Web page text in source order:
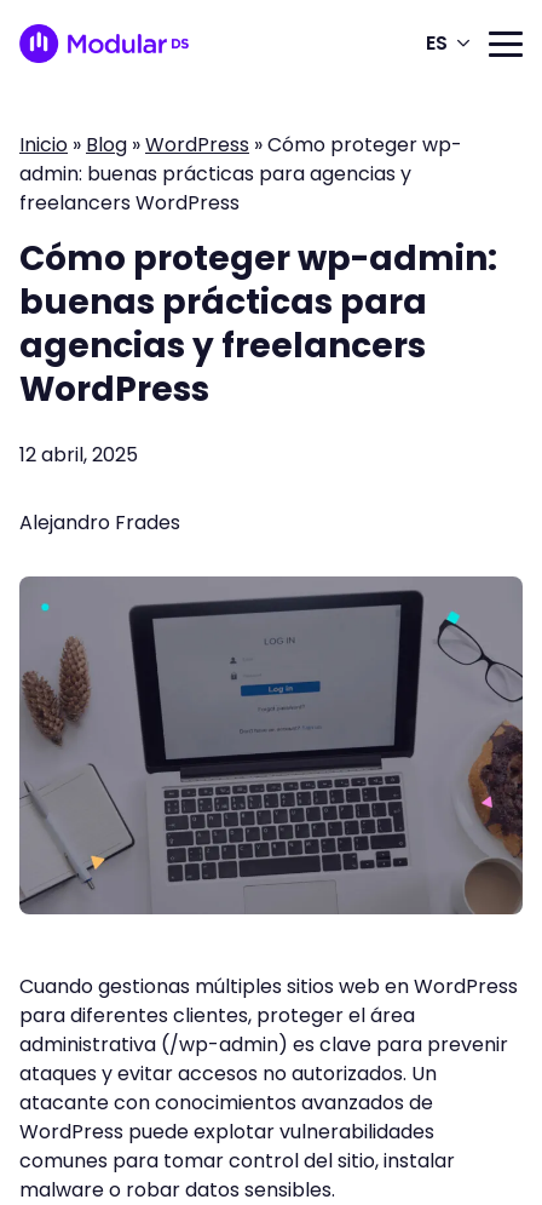
ES
Inicio » Blog »WordPress »Cómo proteger wp-
admin: buenas prácticas para agencias y
freelancers WordPress
Cómo proteger wp-admin:
buenas prácticas para
agencias y freelancers
WordPress
12 abril, 2025
Alejandro Frades
Cuando gestionas múltiples sitios web en WordPress
para diferentes clientes, proteger el área
administrativa (/wp-admin) es clave para prevenir
ataques y evitar accesos no autorizados. Un
atacante con conocimientos avanzados de
WordPress puede explotar vulnerabilidades
comunes para tomar control del sitio, instalar
malware o robar datos sensibles.